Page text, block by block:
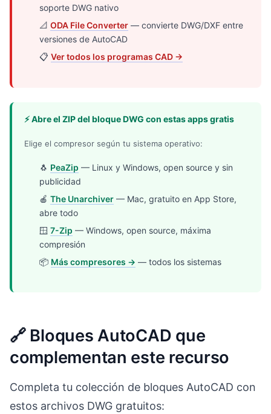
soporte DWG nativo
📐ODA File Converter — convierte DWG/DXF entre
versiones de AutoCAD
📋Ver todos los programas CAD →
⚡ Abre el ZIP del bloque DWG con estas apps gratis
Elige el compresor según tu sistema operativo:
🐧 PeaZip — Linux y Windows, open source y sin
publicidad
🍎The Unarchiver — Mac, gratuito en App Store,
abre todo
🪟7-Zip — Windows, open source, máxima
compresión
📦 Más compresores → — todos los sistemas
🔗 Bloques AutoCAD que
complementan este recurso
Completa tu colección de bloques AutoCAD con
estos archivos DWG gratuitos: